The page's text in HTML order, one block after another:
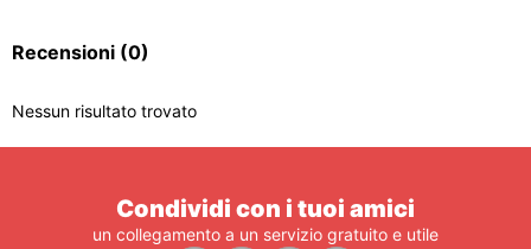
Recensioni (0)
Nessun risultato trovato
Condividi con i tuoi amici
un collegamento a un servizio gratuito e utile